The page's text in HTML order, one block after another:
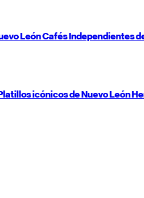
LeónCafés Independientes
icónicos deNuevo León